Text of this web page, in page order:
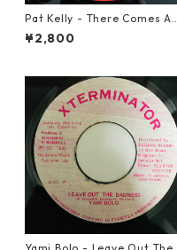
Pat Kelly - There Comes A T
ime【12-50057】
¥2,800
Yami Bolo - Leave Out The